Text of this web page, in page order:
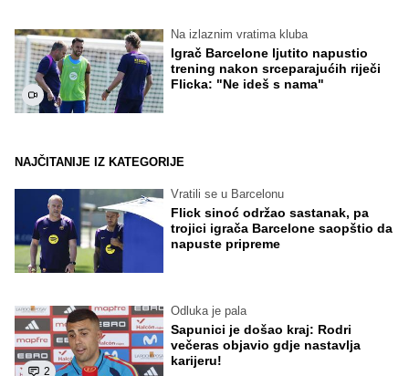
Na izlaznim vratima kluba
Igrač Barcelone ljutito napustio
trening nakon srceparajućih riječi
Flicka: "Ne ideš s nama"
NAJČITANIJE IZ KATEGORIJE
Vratili se u Barcelonu
Flick sinoć održao sastanak, pa
trojici igrača Barcelone saopštio da
napuste pripreme
2
Odluka je pala
Sapunici je došao kraj: Rodri
večeras objavio gdje nastavlja
karijeru!